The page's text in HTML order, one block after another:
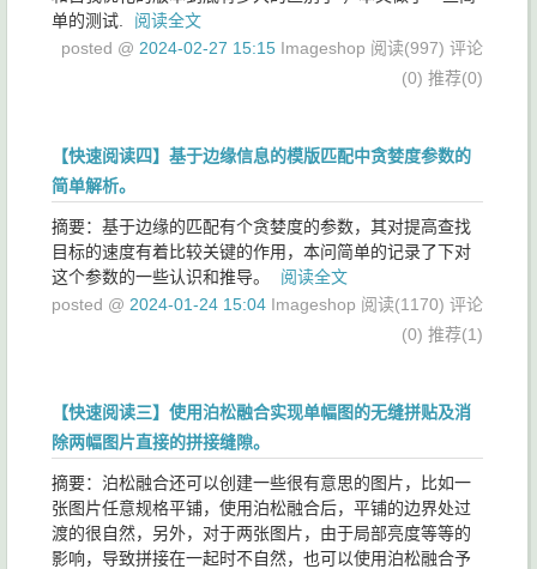
单的测试.
阅读全文
posted @ 2024-02-27 15:15 Imageshop 阅读(997) 评论
(0) 推荐(0)
【快速阅读四】基于边缘信息的模版匹配中贪婪度参数的
简单解析。
摘要：基于边缘的匹配有个贪婪度的参数，其对提高查找
目标的速度有着比较关键的作用，本问简单的记录了下对
这个参数的一些认识和推导。
阅读全文
posted @ 2024-01-24 15:04 Imageshop 阅读(1170) 评论
(0) 推荐(1)
【快速阅读三】使用泊松融合实现单幅图的无缝拼贴及消
除两幅图片直接的拼接缝隙。
摘要：泊松融合还可以创建一些很有意思的图片，比如一
张图片任意规格平铺，使用泊松融合后，平铺的边界处过
渡的很自然，另外，对于两张图片，由于局部亮度等等的
影响，导致拼接在一起时不自然，也可以使用泊松融合予